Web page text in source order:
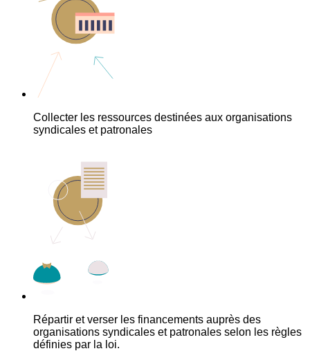
Collecter les ressources destinées aux organisations
syndicales et patronales
Répartir et verser les financements auprès des
organisations syndicales et patronales selon les règles
définies par la loi.